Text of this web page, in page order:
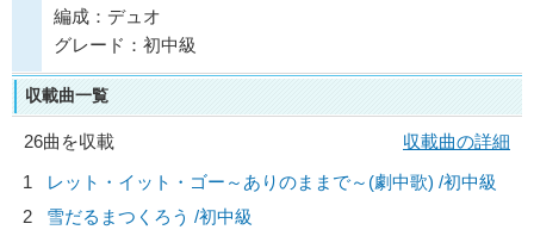
編成：デュオ
グレード：初中級
収載曲一覧
26曲を収載
収載曲の詳細
1
レット・イット・ゴー～ありのままで～(劇中歌) /初中級
2
雪だるまつくろう /初中級